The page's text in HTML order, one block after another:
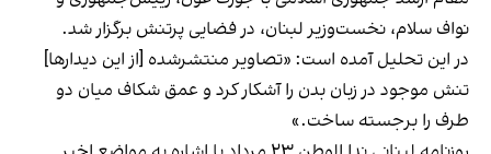
نواف سلام، نخست‌وزیر لبنان، در فضایی پرتنش برگزار شد.
در این تحلیل آمده است: «تصاویر منتشرشده [از این دیدارها]
تنش موجود در زبان بدن را آشکار کرد و عمق شکاف میان دو
طرف را برجسته ساخت.»